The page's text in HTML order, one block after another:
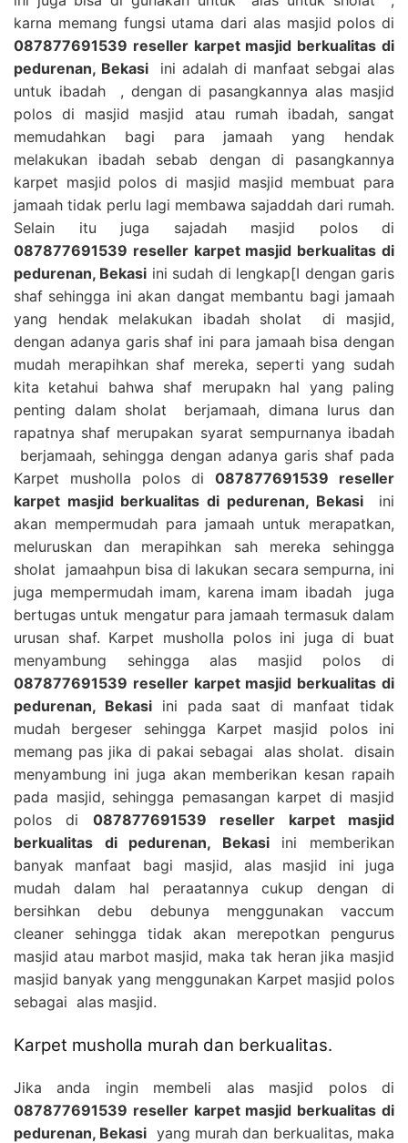
karna memang fungsi utama dari alas masjid polos di
087877691539 reseller karpet masjid berkualitas di
pedurenan, Bekasiini adalah di manfaat sebgai alas
untuk ibadah , dengan di pasangkannya alas masjid
polos di masjid masjid atau rumah ibadah, sangat
memudahkan bagi para jamaah yang hendak
melakukan ibadah sebab dengan di pasangkannya
karpet masjid polos di masjid masjid membuat para
jamaah tidak perlu lagi membawa sajaddah dari rumah.
Selain itu juga sajadah masjid polos di
087877691539 reseller karpet masjid berkualitas di
pedurenan, Bekasi ini sudah di lengkap[I dengan garis
shaf sehingga ini akan dangat membantu bagi jamaah
yang hendak melakukan ibadah sholat di masjid,
dengan adanya garis shaf ini para jamaah bisa dengan
mudah merapihkan shaf mereka, seperti yang sudah
kita ketahui bahwa shaf merupakn hal yang paling
penting dalam sholat berjamaah, dimana lurus dan
rapatnya shaf merupakan syarat sempurnanya ibadah
berjamaah, sehingga dengan adanya garis shaf pada
Karpet musholla polos di 087877691539 reseller
karpet masjid berkualitas di pedurenan, Bekasiini
akan mempermudah para jamaah untuk merapatkan,
meluruskan dan merapihkan sah mereka sehingga
sholat jamaahpun bisa di lakukan secara sempurna, ini
juga mempermudah imam, karena imam ibadah juga
bertugas untuk mengatur para jamaah termasuk dalam
urusan shaf. Karpet musholla polos ini juga di buat
menyambung sehingga alas masjid polos di
087877691539 reseller karpet masjid berkualitas di
pedurenan, Bekasiini pada saat di manfaat tidak
mudah bergeser sehingga Karpet masjid polos ini
memang pas jika di pakai sebagai alas sholat. disain
menyambung ini juga akan memberikan kesan rapaih
pada masjid, sehingga pemasangan karpet di masjid
polos di 087877691539 reseller karpet masjid
berkualitas di pedurenan, Bekasiini memberikan
banyak manfaat bagi masjid, alas masjid ini juga
mudah dalam hal peraatannya cukup dengan di
bersihkan debu debunya menggunakan vaccum
cleaner sehingga tidak akan merepotkan pengurus
masjid atau marbot masjid, maka tak heran jika masjid
masjid banyak yang menggunakan Karpet masjid polos
sebagai alas masjid.
Karpet musholla murah dan berkualitas.
Jika anda ingin membeli alas masjid polos di
087877691539 reseller karpet masjid berkualitas di
pedurenan, Bekasi yang murah dan berkualitas, maka